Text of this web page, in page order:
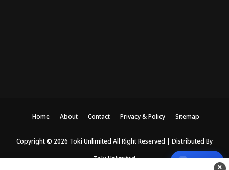
Home About Contact Privacy & Policy Sitemap
Copyright © 2026 Toki Unlimited All Right Reserved | Distributed By
Toki Unlimited 💬Support